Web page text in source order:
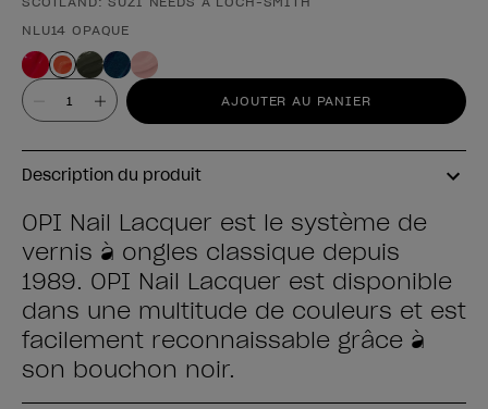
Forme du produit
NLU14 OPAQUE
Valeur AJOUTER AU PANIER
Description du produit
OPI Nail Lacquer est le système de
vernis à ongles classique depuis
1989. OPI Nail Lacquer est disponible
dans une multitude de couleurs et est
facilement reconnaissable grâce à
son bouchon noir.